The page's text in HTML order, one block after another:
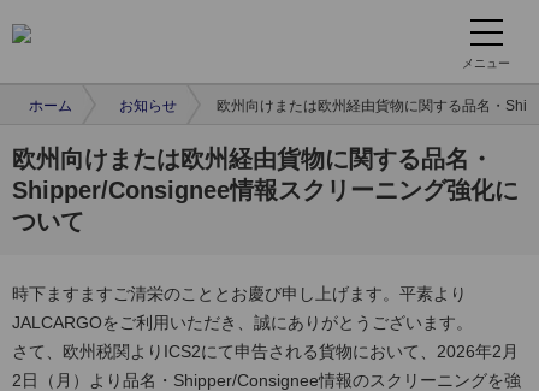
メニュー
ホーム お知らせ 欧州向けまたは欧州経由貨物に関する品名・
欧州向けまたは欧州経由貨物に関する品名・
Shipper/Consignee情報スクリーニング強化に
ついて
時下ますますご清栄のこととお慶び申し上げます。平素より
JALCARGOをご利用いただき、誠にありがとうございます。
さて、欧州税関よりICS2にて申告される貨物において、2026年2月
2日（月）より品名・Shipper/Consignee情報のスクリーニングを強